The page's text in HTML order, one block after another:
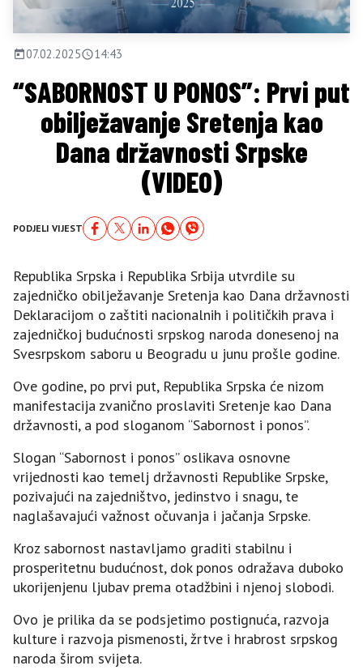
07.02.2025 14:43
“SABORNOST U PONOS”: Prvi put
obilježavanje Sretenja kao
Dana državnosti Srpske
(VIDEO)
PODJELI VIJEST
Republika Srpska i Republika Srbija utvrdile su
zajedničko obilježavanje Sretenja kao Dana državnosti
Deklaracijom o zaštiti nacionalnih i političkih prava i
zajedničkoj budućnosti srpskog naroda donesenoj na
Svesrpskom saboru u Beogradu u junu prošle godine.
Ove godine, po prvi put, Republika Srpska će nizom
manifestacija zvanično proslaviti Sretenje kao Dana
državnosti, a pod sloganom “Sabornost i ponos”.
Slogan “Sabornost i ponos” oslikava osnovne
vrijednosti kao temelj državnosti Republike Srpske,
pozivajući na zajedništvo, jedinstvo i snagu, te
naglašavajući važnost očuvanja i jačanja Srpske.
Kroz sabornost nastavljamo graditi stabilnu i
prosperitetnu budućnost, dok ponos odražava duboko
ukorijenjenu ljubav prema otadžbini i njenoj slobodi.
Ovo je prilika da se podsjetimo postignuća, razvoja
kulture i razvoja pismenosti, žrtve i hrabrost srpskog
naroda širom svijeta.